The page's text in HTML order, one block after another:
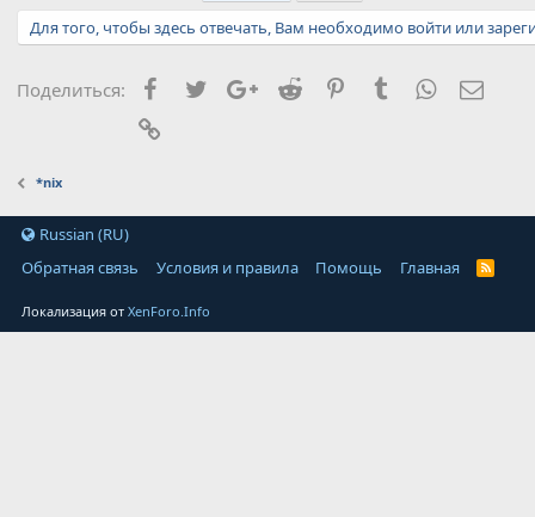
т
и
Для того, чтобы здесь отвечать, Вам необходимо войти или
Поделиться: Facebook
TwitterGoogle+
Reddit PinterestTumblrWhatsApp
*nix
Russian (RU)
Обратная связь
Условия и правила Помощь Главная
Локализация отXenForo.Info